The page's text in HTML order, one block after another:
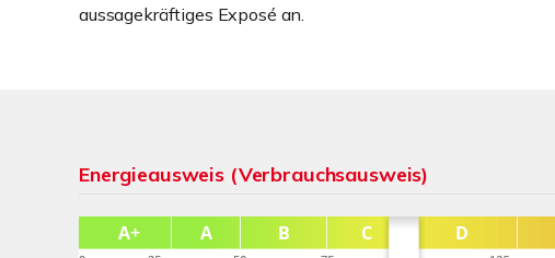
aussagekräftiges Exposé an.
Energieausweis (Verbrauchsausweis)